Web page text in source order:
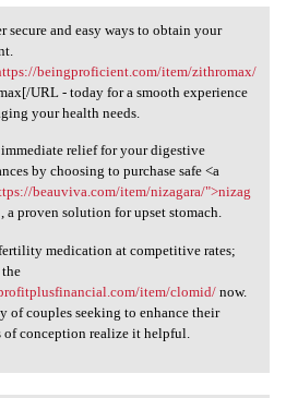
secure and easy ways
secure and easy ways to obtain your
beingproficient.com/item/zithromax/
URL - today for a smooth experience
your health needs.
relief for your digestive
by choosing to purchase safe <a
beauviva.com/item/nizagara/">nizag
a proven solution for upset stomach.
medication at competitive rates;
item/clomid/now.
of couples seeking to enhance their
of conception realize it helpful.